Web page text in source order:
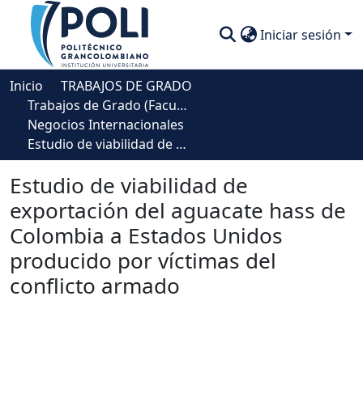
Iniciar sesión
Comunidades
Descubre
Estadísticas
Inicio
TRABAJOS DE GRADO
Trabajos de Grado (Facultad de Negocios, Gestión y Sostenibilidad)
Negocios Internacionales
Estudio de viabilidad de exportación del aguacate hass de Colombia a Estados Unidos producido por víctimas del conflicto armado
Estudio de viabilidad de
exportación del aguacate hass de
Colombia a Estados Unidos
producido por víctimas del
conflicto armado